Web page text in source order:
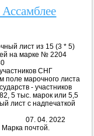
лист из 15 (3 * 5)
на марке № 2204
СНГ
поле марочного листа
- участников
5 тыс. марок или 5,5
лист с надпечаткой
2022